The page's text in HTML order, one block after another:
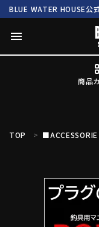
BLUE WATER HOUSE公
menu
商品
BWH
商品カテゴリ
TOP ■ACCESSORIE